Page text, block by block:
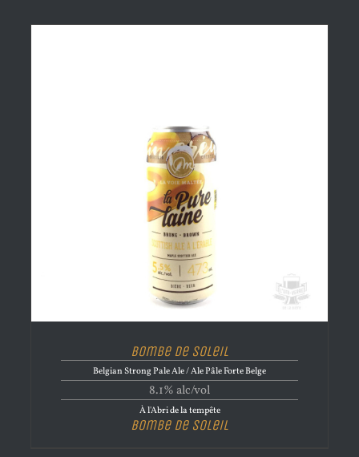
Bombe de Soleil
Belgian Strong Pale Ale / Ale Pâle Forte Belge
8.1% alc/vol
À l'Abri de la tempête
Bombe de Soleil